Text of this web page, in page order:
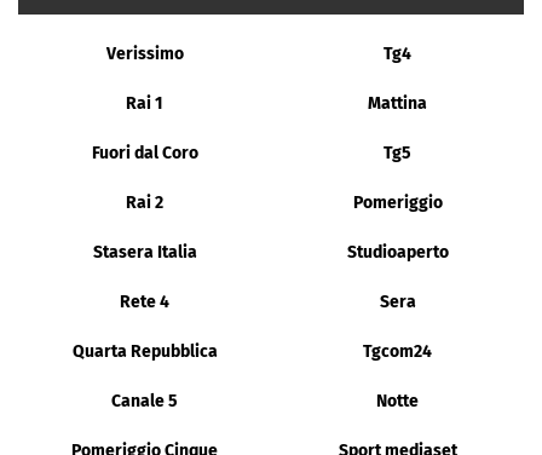
Verissimo Tg4
Rai 1 Mattina
Fuori dal Coro Tg5
Rai 2 Pomeriggio
Stasera Italia Studioaperto
Rete 4 Sera
Quarta Repubblica Tgcom24
Canale 5 Notte